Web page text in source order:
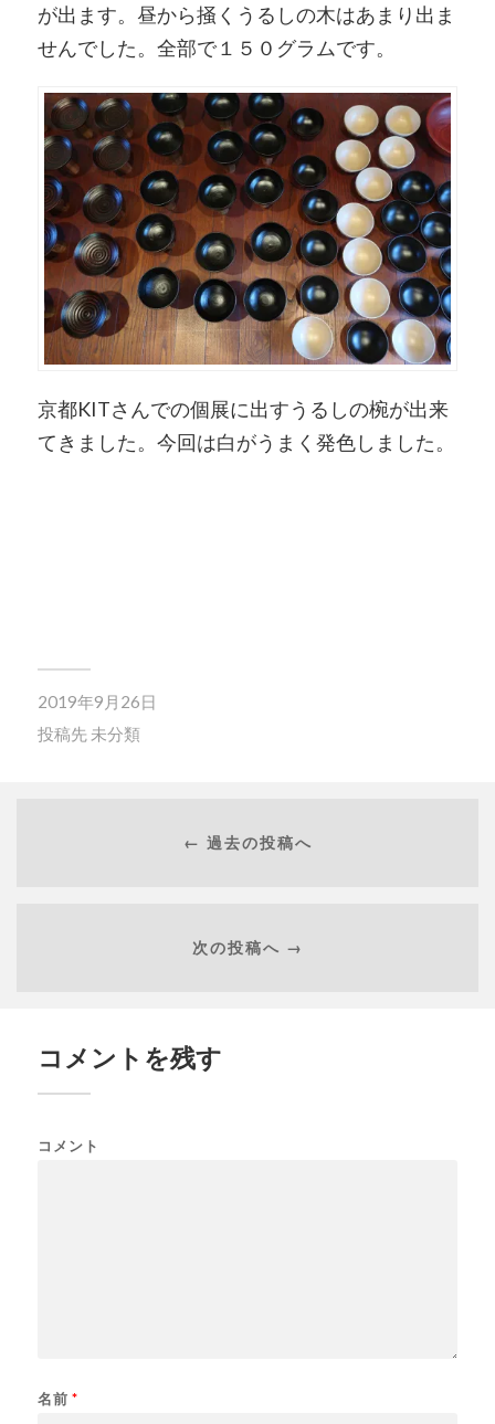
が出ます。昼から掻くうるしの木はあまり出ま
せんでした。全部で１５０グラムです。
京都KITさんでの個展に出すうるしの椀が出来
てきました。今回は白がうまく発色しました。
2019年9月26日
投稿先 未分類
← 過去の投稿へ
次の投稿へ →
コメントを残す
コメント
名前 *